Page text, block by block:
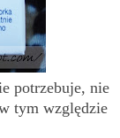
potrzebuje, nie
tym względzie